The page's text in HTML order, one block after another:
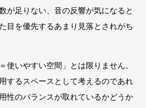
が足りない、音の反響が気になると
目を優先するあまり見落とされがち
使いやすい空間」とは限りません。
するスペースとして考えるのであれ
性のバランスが取れているかどうか